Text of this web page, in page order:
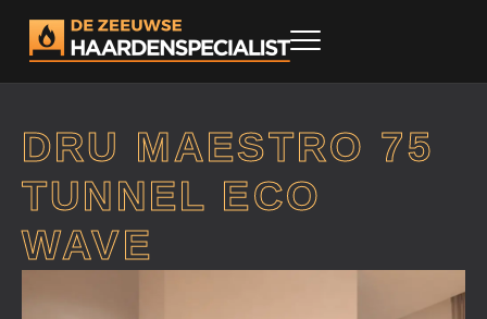
DRU MAESTRO 75
TUNNEL ECO
WAVE